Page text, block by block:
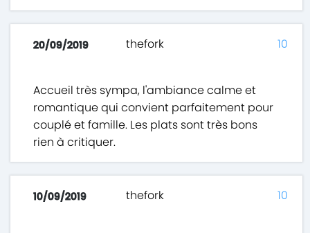
20/09/2019 thefork
Accueil très sympa, l'ambiance calme et
romantique qui convient parfaitement pour
couplé et famille. Les plats sont très bons
rien à critiquer.
10
10/09/2019 thefork 10